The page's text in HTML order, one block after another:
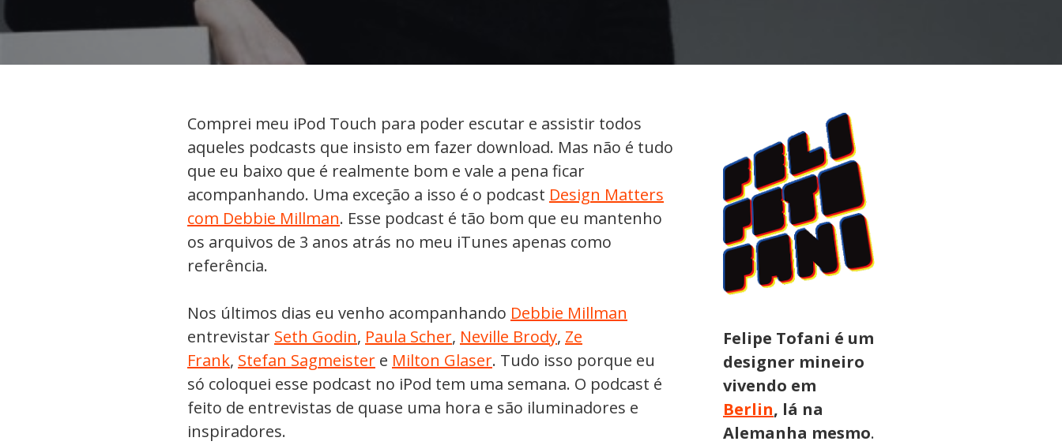
Comprei meu iPod Touch para poder escutar e assistir todos
aqueles podcasts que insisto em fazer download. Mas não é tudo
que eu baixo que é realmente bom e vale a pena ficar
acompanhando. Uma exceção a isso é o podcast Design Matters
com Debbie Millman. Esse podcast é tão bom que eu mantenho
os arquivos de 3 anos atrás no meu iTunes apenas como
referência.
Nos últimos dias eu venho acompanhando Debbie Millman
entrevistar Seth Godin, Paula Scher, Neville Brody, Ze
Frank, Stefan Sagmeister e Milton Glaser. Tudo isso porque eu
só coloquei esse podcast no iPod tem uma semana. O podcast é
feito de entrevistas de quase uma hora e são iluminadores e
inspiradores.
Felipe Tofani é um
designer mineiro
vivendo em
Berlin, lá na
Alemanha mesmo.